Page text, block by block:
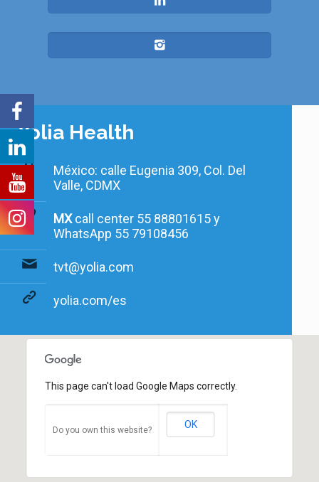
Yolia Health
México: calle Eugenia 309, Col. Del
Valle, CDMX
MXcall center 55 88801615 y
WhatsApp 55 79108456
tvt@yolia.com
yolia.com/es
This page can't load Google Maps correctly.
Do you own this website? OK